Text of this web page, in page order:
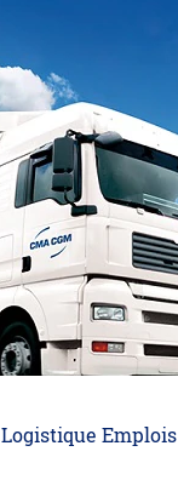
Logistique Emplois